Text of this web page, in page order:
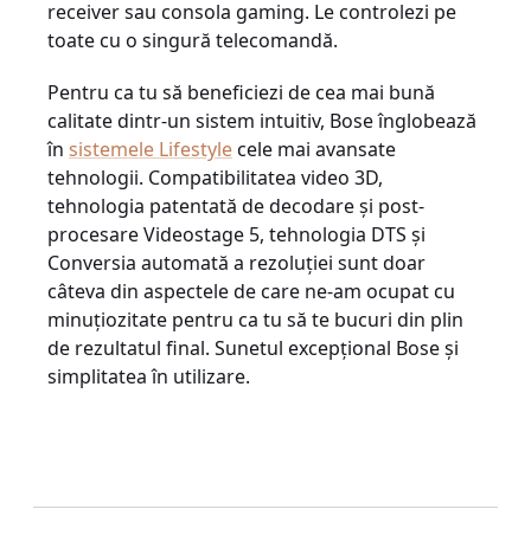
receiver sau consola gaming. Le controlezi pe
toate cu o singură telecomandă.
Pentru ca tu să beneficiezi de cea mai bună
calitate dintr-un sistem intuitiv, Bose înglobează
în sistemele Lifestylecele mai avansate
tehnologii. Compatibilitatea video 3D,
tehnologia patentată de decodare și post-
procesare Videostage 5, tehnologia DTS și
Conversia automată a rezoluției sunt doar
câteva din aspectele de care ne-am ocupat cu
minuțiozitate pentru ca tu să te bucuri din plin
de rezultatul final. Sunetul excepțional Bose și
simplitatea în utilizare.